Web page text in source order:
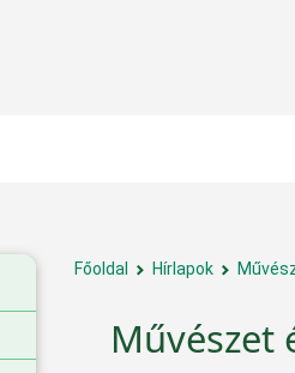
Főoldal Hírlapok
Művészet